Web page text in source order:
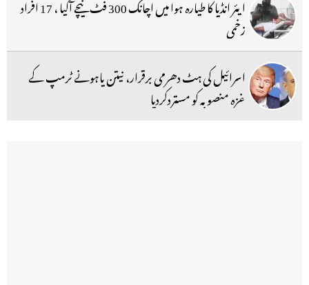
زخمی
اسرائیل کی ہٹ دھرمی برقرار، نیتن یاہونے ٹرمپ کے
غزہ منصوبہ کو مستردکردیا